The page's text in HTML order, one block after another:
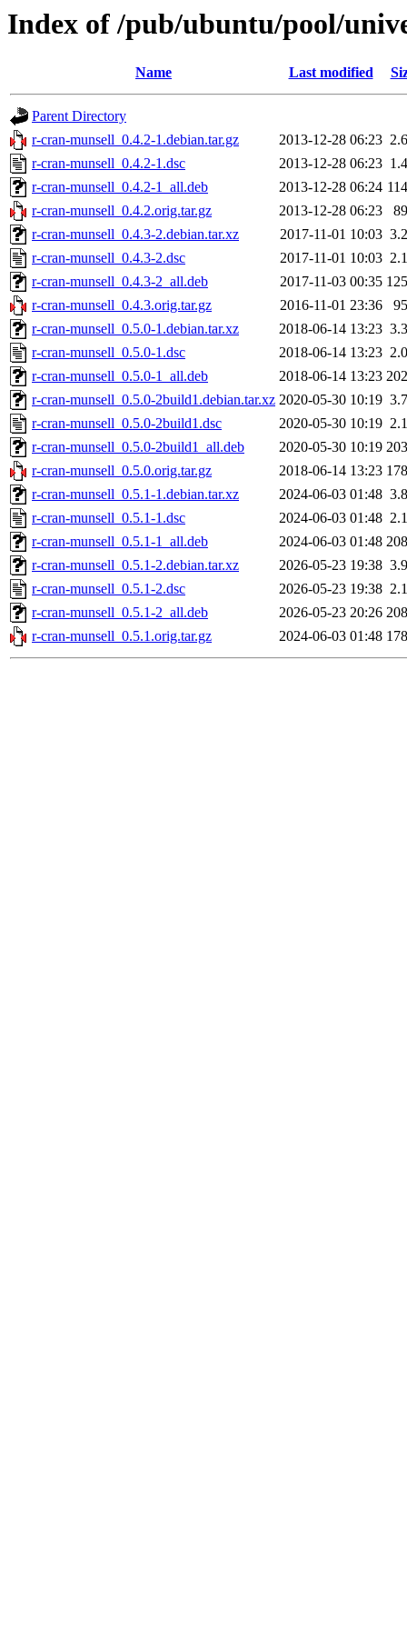
Index of /pub/ubuntu/pool/
Name Last modified
Parent Directory
r-cran-munsell_0.4.2-1.debian.tar.gz
2013-12-28 06:23
r-cran-munsell_0.4.2-1.dsc
2013-12-28 06:23
r-cran-munsell_0.4.2-1_all.deb
2013-12-28 06:24
r-cran-munsell_0.4.2.orig.tar.gz
2013-12-28 06:23
r-cran-munsell_0.4.3-2.debian.tar.xz
2017-11-01 10:03
r-cran-munsell_0.4.3-2.dsc
2017-11-01 10:03
r-cran-munsell_0.4.3-2_all.deb
2017-11-03 00:35
r-cran-munsell_0.4.3.orig.tar.gz
2016-11-01 23:36
r-cran-munsell_0.5.0-1.debian.tar.xz
2018-06-14 13:23
r-cran-munsell_0.5.0-1.dsc
2018-06-14 13:23
r-cran-munsell_0.5.0-1_all.deb
2018-06-14 13:23
r-cran-munsell_0.5.0-2build1.debian.tar.xz 2020-05-30 10:19
r-cran-munsell_0.5.0-2build1.dsc
2020-05-30 10:19
r-cran-munsell_0.5.0-2build1_all.deb
2020-05-30 10:19
r-cran-munsell_0.5.0.orig.tar.gz
2018-06-14 13:23
r-cran-munsell_0.5.1-1.debian.tar.xz
2024-06-03 01:48
r-cran-munsell_0.5.1-1.dsc
2024-06-03 01:48
r-cran-munsell_0.5.1-1_all.deb
2024-06-03 01:48
r-cran-munsell_0.5.1-2.debian.tar.xz
2026-05-23 19:38
r-cran-munsell_0.5.1-2.dsc
2026-05-23 19:38
r-cran-munsell_0.5.1-2_all.deb
2026-05-23 20:26
r-cran-munsell_0.5.1.orig.tar.gz
2024-06-03 01:48